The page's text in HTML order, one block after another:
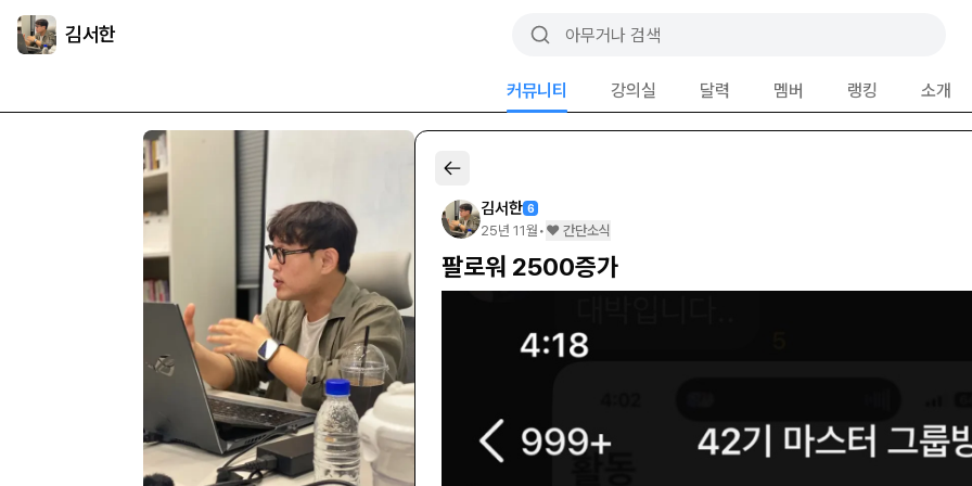
김서한
커뮤니티 강의실 달력 멤버 랭킹 소개
김서한 6
25년 11월 • ❤️ 간단소식
팔로워 2500증가